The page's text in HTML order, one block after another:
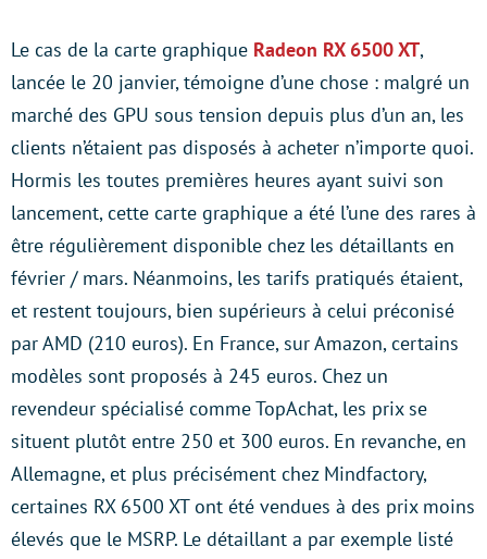
Le cas de la carte graphique Radeon RX 6500 XT,
lancée le 20 janvier, témoigne d’une chose : malgré un
marché des GPU sous tension depuis plus d’un an, les
clients n’étaient pas disposés à acheter n’importe quoi.
Hormis les toutes premières heures ayant suivi son
lancement, cette carte graphique a été l’une des rares à
être régulièrement disponible chez les détaillants en
février / mars. Néanmoins, les tarifs pratiqués étaient,
et restent toujours, bien supérieurs à celui préconisé
par AMD (210 euros). En France, sur Amazon, certains
modèles sont proposés à 245 euros. Chez un
revendeur spécialisé comme TopAchat, les prix se
situent plutôt entre 250 et 300 euros. En revanche, en
Allemagne, et plus précisément chez Mindfactory,
certaines RX 6500 XT ont été vendues à des prix moins
élevés que le MSRP. Le détaillant a par exemple listé